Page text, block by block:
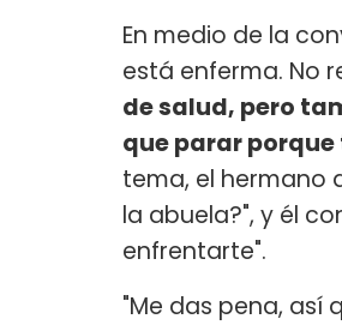
En medio de la
está enferma. No
de salud, pero
que parar
tema, el hermano
la abuela?", y él
enfrentarte".
"Me das pena, así